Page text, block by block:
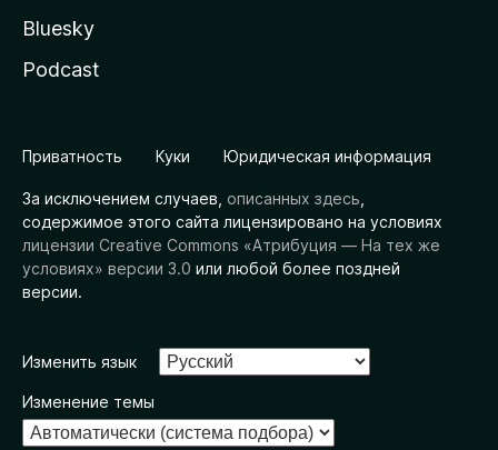
Bluesky
Podcast
Приватность Куки Юридическая информация
За исключением случаев, описанных здесь
содержимое этого сайта лицензировано на условиях
лицензии Creative Commons «Атрибуция — На тех же
условиях» версии 3.0 или любой более поздней
версии.
Изменить язык
Изменение темы